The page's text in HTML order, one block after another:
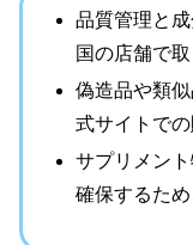
品質管理と
国の店舗で
偽造品や類
式サイトでの
サプリメン
確保するため